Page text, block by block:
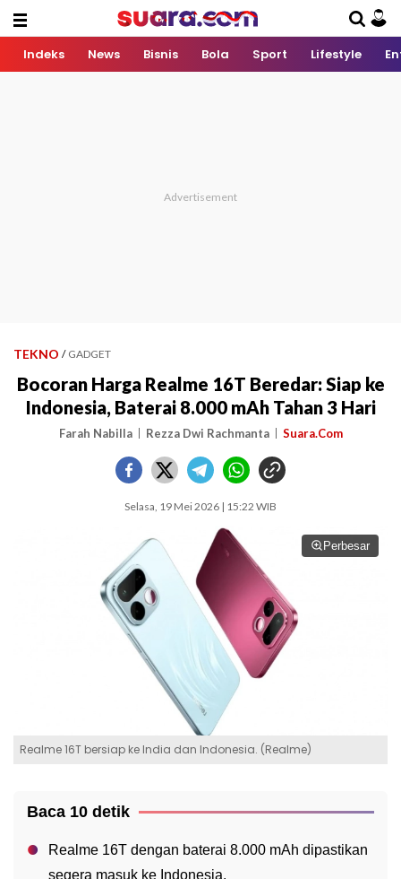
Indeks News Bisnis Bola Sport Lifestyle
TEKNO / GADGET
Bocoran Harga Realme 16T Beredar: Siap ke
Indonesia, Baterai 8.000 mAh Tahan 3 Hari
Farah Nabilla Rezza Dwi Rachmanta Suara.Com
Selasa, 19 Mei 2026 | 15:22 WIB
Perbesar
Realme 16T bersiap ke India dan Indonesia. (Realme)
Baca 10 detik
Realme 16T dengan baterai 8.000 mAh dipastikan
segera masuk ke Indonesia.